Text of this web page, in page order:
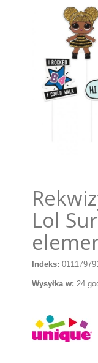
UROCZYSTOŚCI
PODKŁADY /
KOLEKCJE
Lol
Indeks:
Wysyłka w: 24